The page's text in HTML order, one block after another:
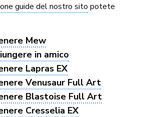
guide del nostro sito potete
Mew
in amico
Lapras EX
Venusaur Full Art
Blastoise Full Art
Cresselia EX